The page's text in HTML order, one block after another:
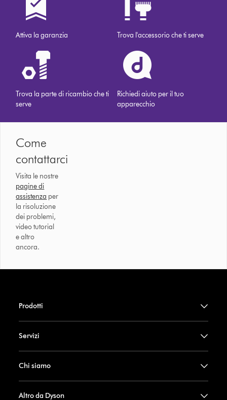
Attiva la garanzia Trova l'accessorio che ti serve
Trova la parte di ricambio che ti
serve
Richiedi aiuto per il tuo
apparecchio
Come
contattarci
Visita le nostre
pagine di
assistenza per
la risoluzione
dei problemi,
video tutorial
e altro
ancora.
Prodotti
Servizi
Chi siamo
Altro da Dyson